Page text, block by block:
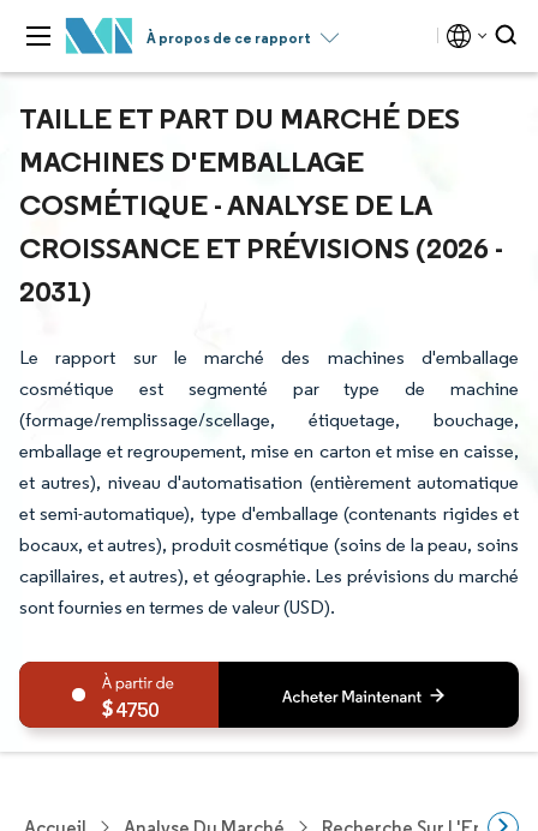
À propos de ce rapport
TAILLE ET PART DU MARCHÉ DES
MACHINES D'EMBALLAGE
COSMÉTIQUE - ANALYSE DE LA
CROISSANCE ET PRÉVISIONS (2026 -
2031)
Le rapport sur le marché des machines d'emballage
cosmétique est segmenté par type de machine
(formage/remplissage/scellage, étiquetage, bouchage,
emballage et regroupement, mise en carton et mise en caisse,
et autres), niveau d'automatisation (entièrement automatique
et semi-automatique), type d'emballage (contenants rigides et
bocaux, et autres), produit cosmétique (soins de la peau, soins
capillaires, et autres), et géographie. Les prévisions du marché
sont fournies en termes de valeur (USD).
4750